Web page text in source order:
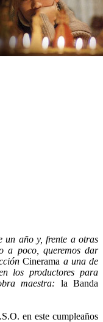
un año y, frente a otras
a poco, queremos dar
Cinerama a una de
los productores para
maestra: la Banda
en este cumpleaños